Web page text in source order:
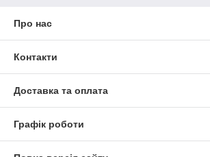
Про нас
Контакти
Доставка та оплата
Графік роботи